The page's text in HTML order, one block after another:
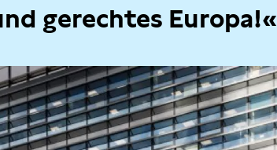
gerechtes Europa!«